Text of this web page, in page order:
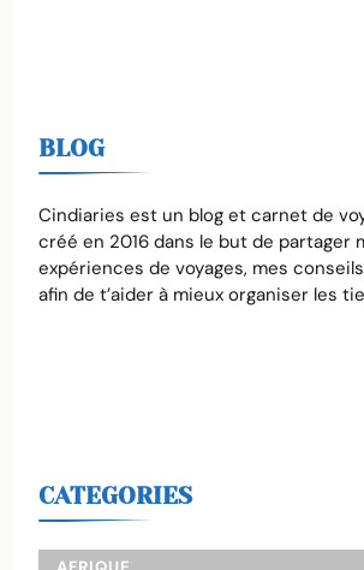
BLOG
Cindiaries est un blog et carnet de
créé en 2016 dans le but de partager
expériences de voyages, mes
afin de t’aider à mieux organiser les
CATEGORIES